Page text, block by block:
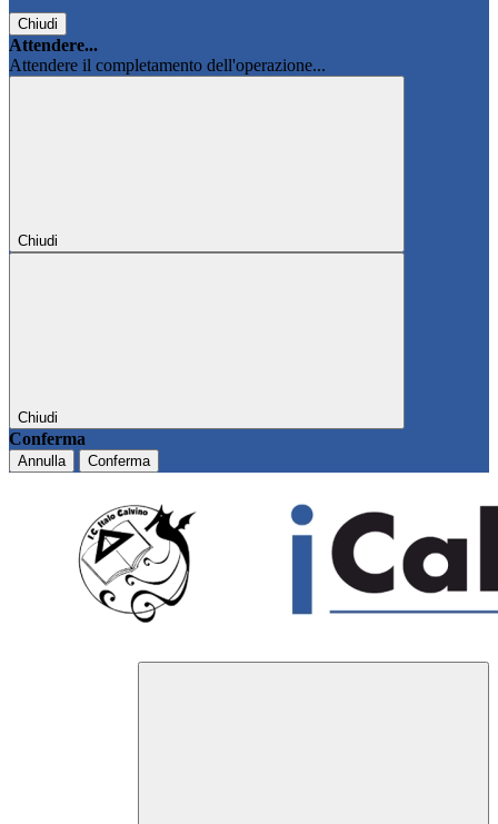
Chiudi
Attendere...
Attendere il completamento dell'operazione...
Chiudi
Chiudi
Conferma
Annulla Conferma